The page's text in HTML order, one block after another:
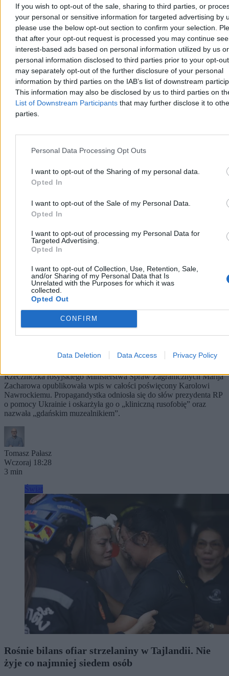
If you wish to opt-out of the sale, sharing to third parties, or
your personal or sensitive information for targeted advertising by
please use the below opt-out section to confirm your selection.
that after your opt-out request is processed you may continue
interest-based ads based on personal information utilized by us or
personal information disclosed to third parties prior to your opt-
may separately opt-out of the further disclosure of your personal
information by third parties on the IAB’s list of downstream
This information may also be disclosed by us to third parties on
List of Downstream Participants that may further disclose it to
parties.
Personal Data Processing Opt Outs
I want to opt-out of the Sharing of my personal data.
Opted In
I want to opt-out of the Sale of my Personal Data.
Opted In
I want to opt-out of processing my Personal Data for
Targeted Advertising.
Opted In
I want to opt-out of Collection, Use, Retention, Sale,
and/or Sharing of my Personal Data that Is
Unrelated with the Purposes for which it was
collected.
Opted Out
CONFIRM
Data Deletion Data Access Privacy Policy
Tomasz Pałasz
Wczoraj 19:27
3 min
Reklama
Reklama
Świat
Rzeczniczka rosyjskiego Ministerstwa Spraw Zagranicznych Marija
Zacharowa opublikowała wpis w całości poświęcony Karolowi
Nawrockiemu. Propagandystka odniosła się do słów prezydenta RP
o pomocy Ukrainie i oskarżyła go o „kliniczną rusofobię” oraz
nazwała „gdańskim muzealnikiem”.
Tomasz Pałasz
Wczoraj 18:28
3 min
Rośnie bilans ofiar strzelaniny w Tajlandii. Nie
żyje co najmniej siedem osób